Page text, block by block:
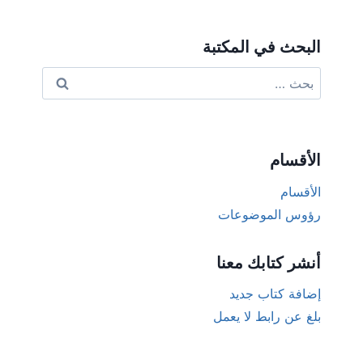
البحث في المكتبة
عن:
الأقسام
الأقسام
رؤوس الموضوعات
أنشر كتابك معنا
إضافة كتاب جديد
بلغ عن رابط لا يعمل